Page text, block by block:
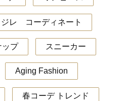
ジレ コーディネート
ップ スニーカー
Aging Fashion
春コーデ トレンド